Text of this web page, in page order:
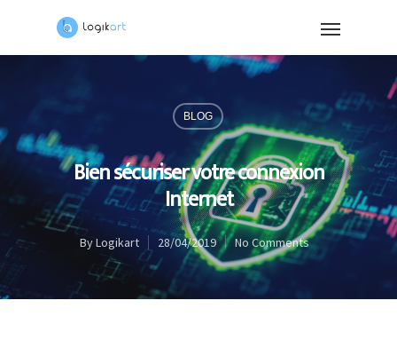
BLOG
Bien sécuriser votre connexion
Internet
ByLogikart 28/04/2019 No Comments